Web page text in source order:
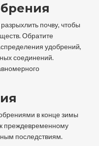
почву, чтобы
Обратите
удобрений,
соединений.
в конце зимы
преждевременному
последствиям.